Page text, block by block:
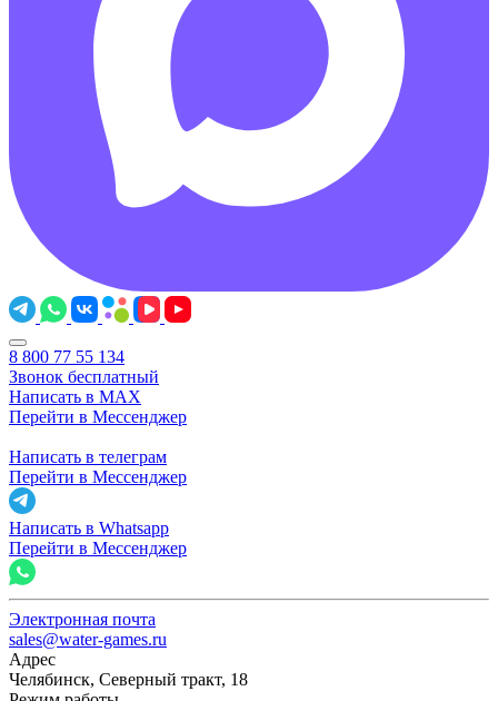
8 800 77 55 134
Звонок бесплатный
Написать в MAX
Перейти в Мессенджер
Написать в телеграм
Перейти в Мессенджер
Написать в Whatsapp
Перейти в Мессенджер
Электронная почта
sales@water-games.ru
Адрес
Челябинск, Северный тракт, 18